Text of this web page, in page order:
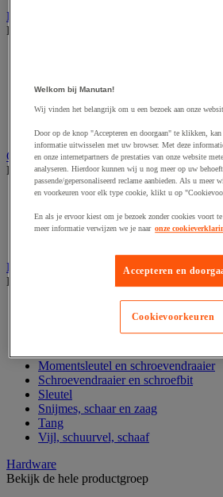
Elektrische toebehoren en verlichting
Bekijk de hele productgroep
Elektrische kabel
Verlengsnoer, stekkerdoos en
Wandcontactdoos en schakelaar
Gereedschap opbergen
Bekijk de hele productgroep
Assortimentsdoos en
Gereedschapskist en opbergtas
Gereedschapskoffer en versterkte
Handgereedschap
Bekijk de hele productgroep
Gereedschapsset
Momentsleutel en schroevendraaier
Schroevendraaier en schroefbit
Sleutel
Snijmes, schaar en zaag
Tang
Vijl, schuurvel, schaaf
Hardware
Bekijk de hele productgroep
Welkom bij Manutan!
Wij vinden het belangrijk om u een bezoek aan onze
Door op de knop "Accepteren en doorgaan" te klikken,
informatie uitwisselen met uw browser. Met deze
en onze internetpartners de prestaties van onze website
analyseren. Hierdoor kunnen wij u nog meer op uw
passende/gepersonaliseerd reclame aanbieden. Als u meer
en voorkeuren voor elk type cookie, klikt u op
En als je ervoor kiest om je bezoek zonder cookies voort
meer informatie verwijzen we je naar onze
Accepteren en
Cookievoorkeuren